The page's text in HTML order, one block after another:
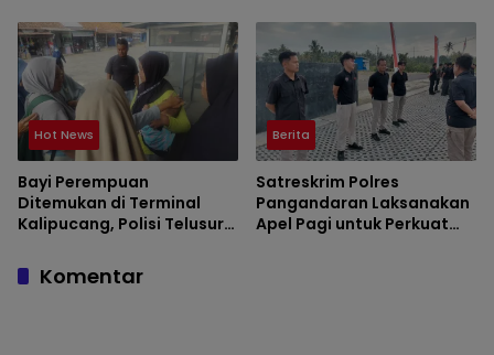
Berlangsung Aman
Hot News
Bayi Perempuan
Ditemukan di Terminal
Kalipucang, Polisi Telusuri
Berita
Satreskrim Polres
Pangandaran Laksanakan
Apel Pagi untuk Perkuat
Komentar